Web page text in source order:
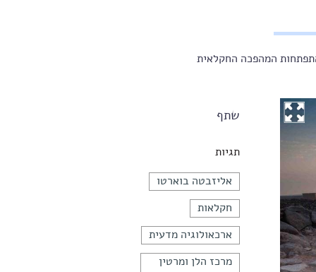
המהפכה החקלאית
שתף
תגיות
אליזבטה בוארטו
חקלאות
ארכאולוגיה מדעית
מרכז הלן ומרטין